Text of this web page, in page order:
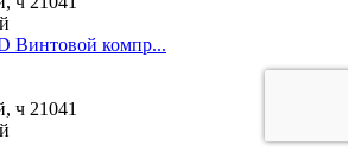
Винтовой компр...
ч 21041